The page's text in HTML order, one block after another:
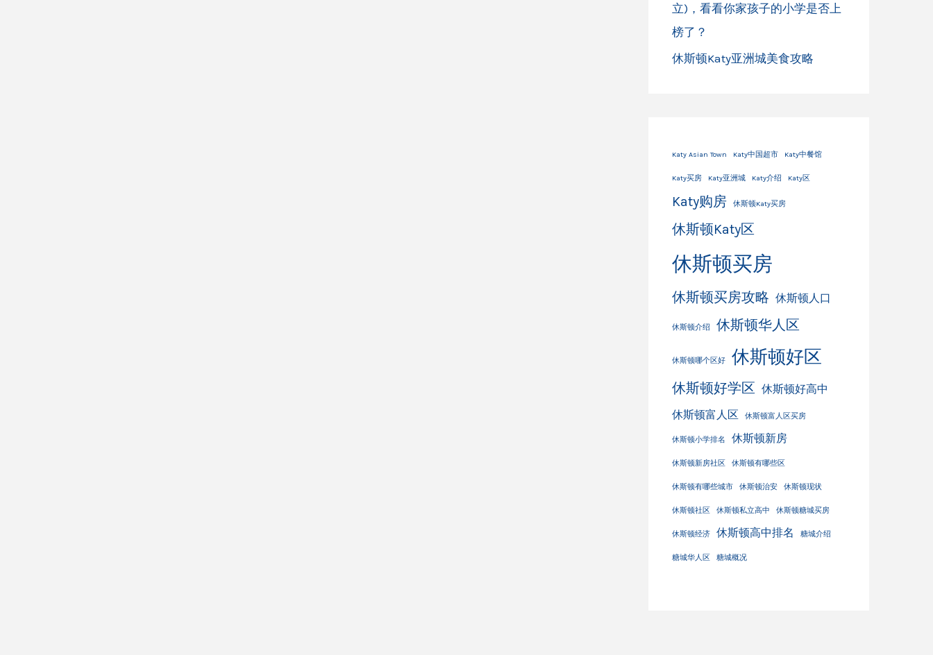
立)，看看你家孩子的小学是否上
榜了？
休斯顿Katy亚洲城美食攻略
Katy Asian Town Katy中国超市 Katy中餐馆
Katy买房 Katy亚洲城 Katy介绍 Katy区
Katy购房 休斯顿Katy买房
休斯顿Katy区
休斯顿买房
休斯顿买房攻略 休斯顿人口
休斯顿介绍 休斯顿华人区
休斯顿哪个区好 休斯顿好区
休斯顿好学区 休斯顿好高中
休斯顿富人区
休斯顿富人区买房
休斯顿小学排名 休斯顿新房
休斯顿新房社区 休斯顿有哪些区
休斯顿有哪些城市 休斯顿治安 休斯顿现状
休斯顿社区 休斯顿私立高中 休斯顿糖城买房
休斯顿经济 休斯顿高中排名 糖城介绍
糖城华人区 糖城概况